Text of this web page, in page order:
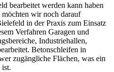
bearbeitet werden kann haben
wir noch darauf
in der Praxis zum Einsatz
Verfahren Garagen und
Industriehallen,
Betonschleifen in
zugängliche Flächen, was ein
ist.